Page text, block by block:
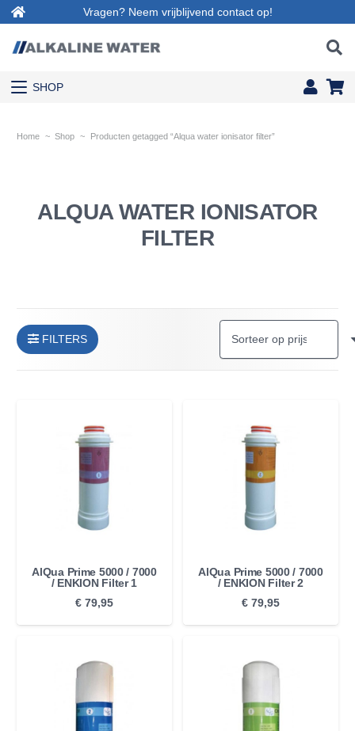
Vragen? Neem vrijblijvend contact op!
SHOP
Home ~ Shop ~ Producten getagged “Alqua water ionisator filter”
ALQUA WATER IONISATOR
FILTER
FILTERS
AlQua Prime 5000 / 7000
/ ENKION Filter 1
€ 79,95
AlQua Prime 5000 / 7000
/ ENKION Filter 2
€ 79,95